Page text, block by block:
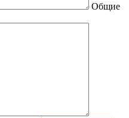
Общие